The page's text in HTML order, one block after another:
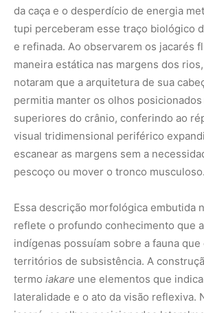
da caça e o desperdício de energia
tupi perceberam esse traço biológico
e refinada. Ao observarem os jacarés
maneira estática nas margens dos
notaram que a arquitetura de sua
permitia manter os olhos
superiores do crânio, conferindo ao
visual tridimensional periférico
escanear as margens sem a
pescoço ou mover o tronco musculoso.
Essa descrição morfológica embutida
reflete o profundo conhecimento que
indígenas possuíam sobre a fauna
territórios de subsistência. A
termo iakare une elementos que
lateralidade e o ato da visão reflexiva.